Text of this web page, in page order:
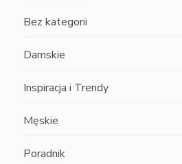
Bez kategorii
Damskie
Inspiracja i Trendy
Męskie
Poradnik